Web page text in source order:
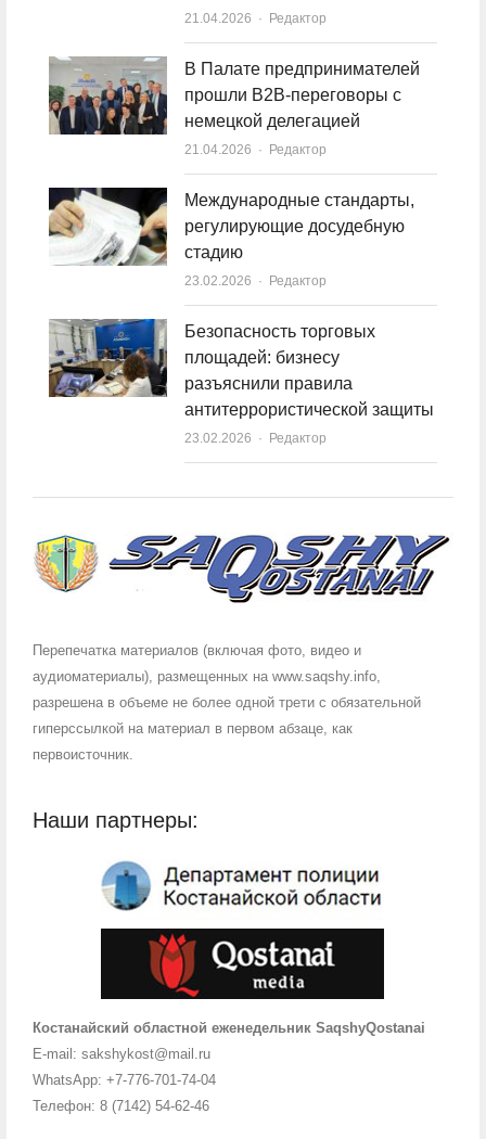
21.04.2026 Author
Редактор
В Палате предпринимателей
прошли B2B-переговоры с
немецкой делегацией
21.04.2026 Author
Редактор
Международные стандарты,
регулирующие досудебную
стадию
23.02.2026 Author
Редактор
Безопасность торговых
площадей: бизнесу
разъяснили правила
антитеррористической защиты
23.02.2026 Author
Редактор
Перепечатка материалов (включая фото, видео и
аудиоматериалы), размещенных на www.saqshy.info,
разрешена в объеме не более одной трети с обязательной
гиперссылкой на материал в первом абзаце, как
первоисточник.
Наши партнеры:
Костанайский областной еженедельник SaqshyQostanai
E-mail: sakshykost@mail.ru
WhatsApp: +7-776-701-74-04
Телефон: 8 (7142) 54-62-46